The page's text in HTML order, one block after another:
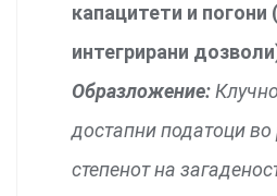
капацитети и погони
интегрирани
Образложение:
достапни податоци
степенот на